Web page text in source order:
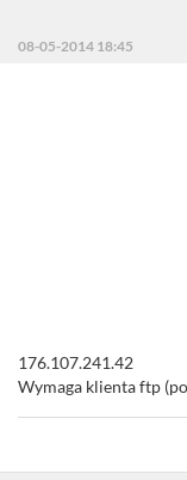
08-05-2014 18:45
176.107.241.42
Wymaga klienta ftp